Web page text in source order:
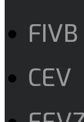
FIVB
CEV